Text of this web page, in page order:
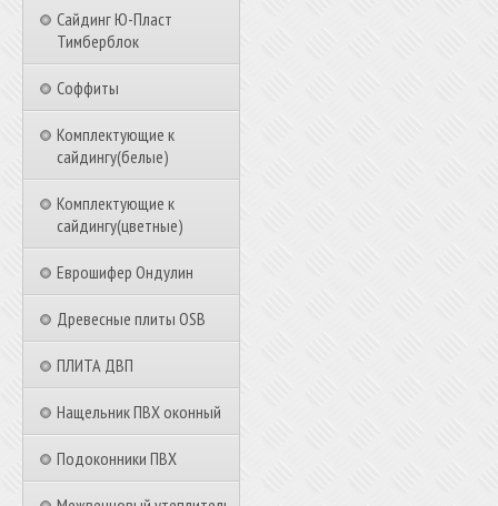
Сайдинг Ю-Пласт
Тимберблок
Соффиты
Комплектующие к
сайдингу(белые)
Комплектующие к
сайдингу(цветные)
Еврошифер Ондулин
Древесные плиты OSB
ПЛИТА ДВП
Нащельник ПВХ оконный
Подоконники ПВХ